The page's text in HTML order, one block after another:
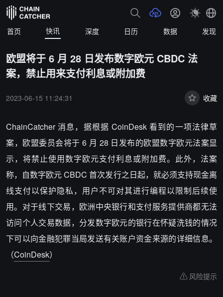
首页 快讯 深度 日历 数据 发现
欧盟将于 6 月 28 日发布数字欧元 CBDC 法
案，禁止用来支付利息或附加费
2023-06-15 11:24:31 收藏
ChainCatcher 消息，据根据 CoinDesk 看到的一项法律草
案，欧盟委员会将于 6 月 28 日发布的欧盟数字欧元法案显
示，将禁止使用数字欧元支付利息或附加费。此外，法案
称，自数字欧元 CBDC 首次发行之日起，就必须支持现金离
线支付以保护隐私，用户不可对其进行编程以限制后续使
用。对于线下交易，欧洲中央银行和支付服务提供商都无法
访问个人交易数据，分发数字欧元的银行在怀疑洗钱的情况
下可以向金融犯罪当局发送有关账户资金来源的详细信息。
（CoinDesk）
风险提示